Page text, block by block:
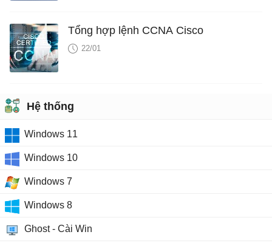
Tổng hợp lệnh CCNA Cisco
22/01
Hệ thống
Windows 11
Windows 10
Windows 7
Windows 8
Ghost - Cài Win